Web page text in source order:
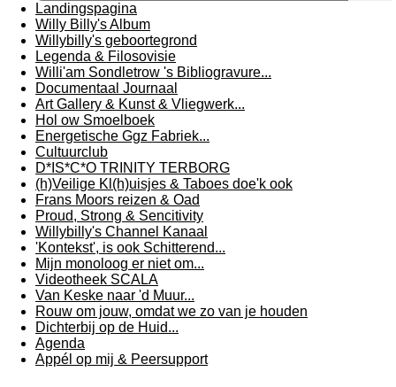
Landingspagina
Willy Billy's Album
Willybilly's geboortegrond
Legenda & Filosovisie
Willi'am Sondletrow 's Bibliogravure...
Documentaal Journaal
Art Gallery & Kunst & Vliegwerk...
Hol ow Smoelboek
Energetische Ggz Fabriek...
Cultuurclub
D*IS*C*O TRINITY TERBORG
(h)Veilige Kl(h)uisjes & Taboes doe'k ook
Frans Moors reizen & Oad
Proud, Strong & Sencitivity
Willybilly's Channel Kanaal
'Kontekst', is ook Schitterend...
Mijn monoloog er niet om...
Videotheek SCALA
Van Keske naar 'd Muur...
Rouw om jouw, omdat we zo van je houden
Dichterbij op de Huid...
Agenda
Appél op mij & Peersupport